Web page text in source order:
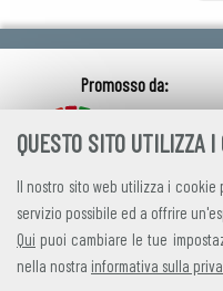
QUESTO SITO UTILIZZA I
Il nostro sito web utilizza i
servizio possibile ed a offrire
Qui puoi cambiare le tue
nella nostra informativa sulla